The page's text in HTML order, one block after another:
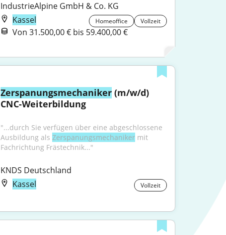
IndustrieAlpine GmbH & Co. KG
Kassel
Homeoffice Vollzeit
Von 31.500,00 € bis 59.400,00 €
Zerspanungsmechaniker (m/w/d)
CNC-Weiterbildung
"...durch Sie verfügen über eine abgeschlossene
Ausbildung als Zerspanungsmechaniker mit
Fachrichtung Frästechnik..."
KNDS Deutschland
Kassel
Vollzeit